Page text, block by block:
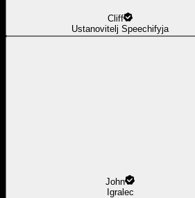
Cliff
Ustanovitelj Speechifyja
John
Igralec